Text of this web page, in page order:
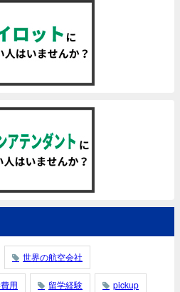
世界の航空会社
用 留学経験 pickup